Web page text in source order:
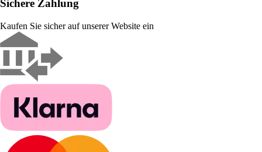
Sichere Zahlung
Kaufen Sie sicher auf unserer Website ein